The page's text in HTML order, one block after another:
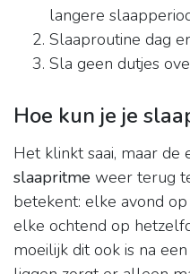
langere
Slaaproutine dag
Sla geen dutjes
Hoe kun je je
Het klinkt saai, maar de
slaapritme weer terug
betekent: elke avond
elke ochtend op
moeilijk dit ook is na